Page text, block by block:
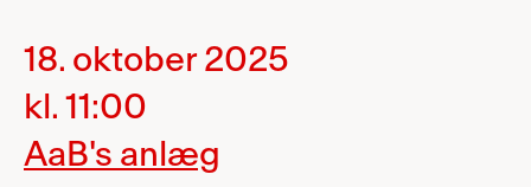
18. oktober 2025
kl. 11:00
AaB's anlæg